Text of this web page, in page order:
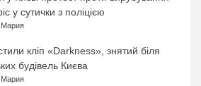
у сутички з поліцією
кліп «Darkness», знятий біля
будівель Києва